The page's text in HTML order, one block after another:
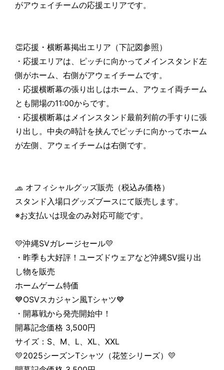
がアウェイチームの応援エリアです。
👏応援・横断幕掲出エリア（下記図参照）
・応援エリアは、ピッチに向かってメインスタンド左
側がホーム、右側がアウェイチームです。
・応援横断幕の張り出しはホーム、アウェイ両チーム
とも開場の11:00からです。
・応援横断幕はメインスタンド最前列前の手すりに張
り出し。中央の時計を挟んでピッチに向かってホーム
が左側、アウェイチームは右側です。
🧢 オフィシャルグッズ販売（税込み価格）
スタンド入場口グッズブースにて販売します。
※お支払いは現金のみ対応可能です。
💛沖縄SVガレージセール💛
・昨季も大好評！ユーズドウェアなど沖縄SV掘り出
し物を販売
ホームゲーム特価
💙OSVスカジャン風Tシャツ💙
・開幕戦から発売開始中！
開幕記念価格 3,500円
サイズ：S、M、L、XL、XXL
💛2025シーズンTシャツ（花笠シリーズ）💛